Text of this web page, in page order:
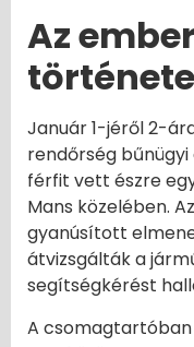
Az
története
Január 1-jéről 2-
rendőrség
férfit vett észre
Mans közelében.
gyanúsított
átvizsgálták a
segítségkérést
A